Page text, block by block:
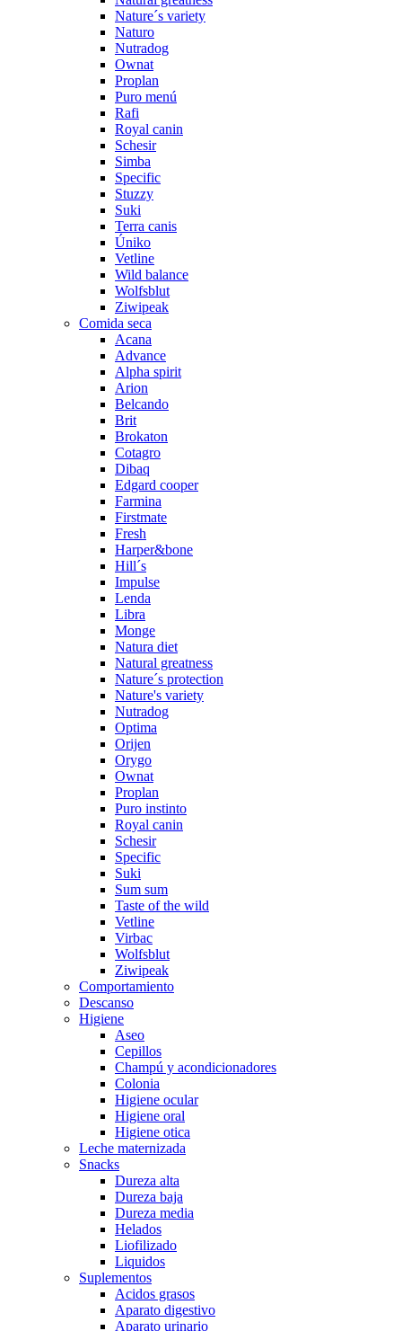
Nature´s variety
Naturo
Nutradog
Ownat
Proplan
Puro menú
Rafi
Royal canin
Schesir
Simba
Specific
Stuzzy
Suki
Terra canis
Úniko
Vetline
Wild balance
Wolfsblut
Ziwipeak
Comida seca
Acana
Advance
Alpha spirit
Arion
Belcando
Brit
Brokaton
Cotagro
Dibaq
Edgard cooper
Farmina
Firstmate
Fresh
Harper&bone
Hill´s
Impulse
Lenda
Libra
Monge
Natura diet
Natural greatness
Nature´s protection
Nature's variety
Nutradog
Optima
Orijen
Orygo
Ownat
Proplan
Puro instinto
Royal canin
Schesir
Specific
Suki
Sum sum
Taste of the wild
Vetline
Virbac
Wolfsblut
Ziwipeak
Comportamiento
Descanso
Higiene
Aseo
Cepillos
Champú y acondicionadores
Colonia
Higiene ocular
Higiene oral
Higiene otica
Leche maternizada
Snacks
Dureza alta
Dureza baja
Dureza media
Helados
Liofilizado
Liquidos
Suplementos
Acidos grasos
Aparato digestivo
Aparato urinario